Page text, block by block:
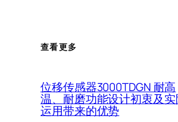
查看更多
位移传感器3000TDGN 耐高
温、耐磨功能设计初衷及
运用带来的优势